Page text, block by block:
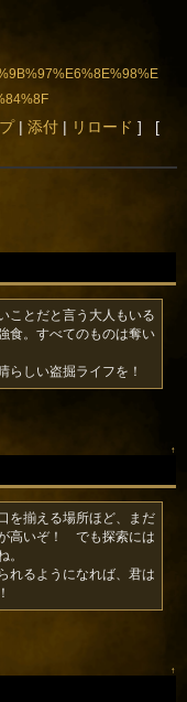
| 添付| リロード ] [
ことだと言う大人もいる
食。すべてのものは奪い
らしい盗掘ライフを！
↑
を揃える場所ほど、まだ
高いぞ！　でも探索には
れるようになれば、君は
↑